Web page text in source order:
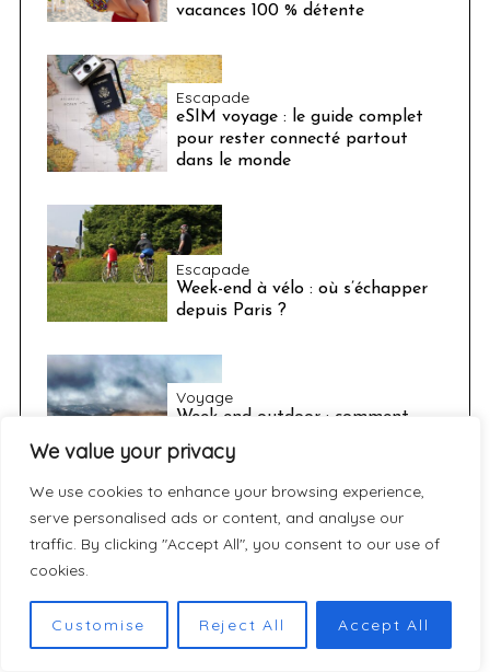
We value your privacy
We use cookies to enhance your browsing experience,
serve personalised ads or content, and analyse our
traffic. By clicking "Accept All", you consent to our use of
cookies.
Customise Reject All Accept All
vacances 100 % détente
Escapade
eSIM voyage : le guide complet
pour rester connecté partout
dans le monde
Escapade
Week-end à vélo : où s’échapper
depuis Paris ?
Voyage
Week-end outdoor : comment
transporter facilement son
matériel encombrant
COMMENTAIRES RÉCENTS
1.
[JEU] JEKYLL vs. HYDE :